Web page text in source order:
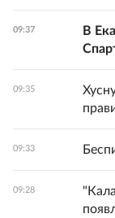
09:37
В
09:35
09:33
09:28